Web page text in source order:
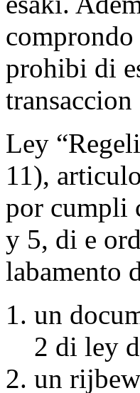
prohibi di
Ley
11),
por cumpli
y 5, di e
labamento
un
2 di ley
un